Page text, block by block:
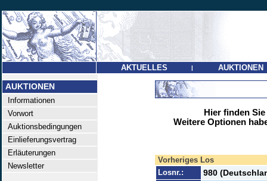
AKTUELLES | AUKTIONEN
AUKTIONEN
Informationen
Vorwort
Auktionsbedingungen
Einlieferungsvertrag
Erläuterungen
Newsletter
Hier finden
Weitere Optionen
Vorheriges Los
Losnr.:
980